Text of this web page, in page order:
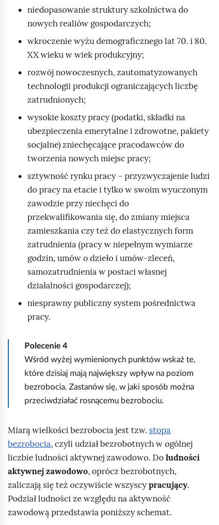
niedopasowanie struktury szkolnictwa do
nowych realiów gospodarczych;
wkroczenie wyżu demograficznego lat 70. i 80.
XX wieku w wiek produkcyjny;
rozwój nowoczesnych, zautomatyzowanych
technologii produkcji ograniczających liczbę
zatrudnionych;
wysokie koszty pracy (podatki, składki na
ubezpieczenia emerytalne i zdrowotne, pakiety
socjalne) zniechęcające pracodawców do
tworzenia nowych miejsc pracy;
sztywność rynku pracy – przyzwyczajenie ludzi
do pracy na etacie i tylko w swoim wyuczonym
zawodzie przy niechęci do
przekwalifikowania się, do zmiany miejsca
zamieszkania czy też do elastycznych form
zatrudnienia (pracy w niepełnym wymiarze
godzin, umów o dzieło i umów‑zleceń,
samozatrudnienia w postaci własnej
działalności gospodarczej);
niesprawny publiczny system pośrednictwa
pracy.
Polecenie 4
Wśród wyżej wymienionych punktów wskaż te,
które dzisiaj mają największy wpływ na poziom
bezrobocia. Zastanów się, w jaki sposób można
przeciwdziałać rosnącemu bezrobociu.
Miarą wielkości bezrobocia jest tzw. stopa
bezrobocia, czyli udział bezrobotnych w ogólnej
liczbie ludności aktywnej zawodowo. Doludności
aktywnej zawodowo, oprócz bezrobotnych,
zaliczają się też oczywiście wszyscypracujący.
Podział ludności ze względu na aktywność
zawodową przedstawia poniższy schemat.